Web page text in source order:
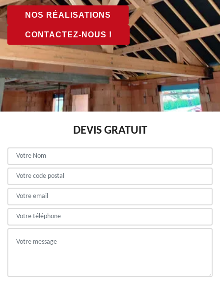
NOS RÉALISATIONS
CONTACTEZ-NOUS !
DEVIS GRATUIT